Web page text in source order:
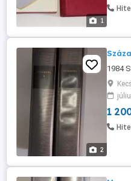
1
2
1984
1